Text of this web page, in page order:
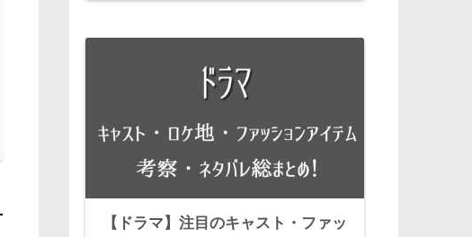
【ドラマ】注目のキャスト・ファッ